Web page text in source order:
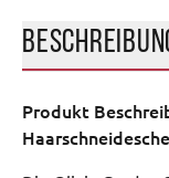
Produkt